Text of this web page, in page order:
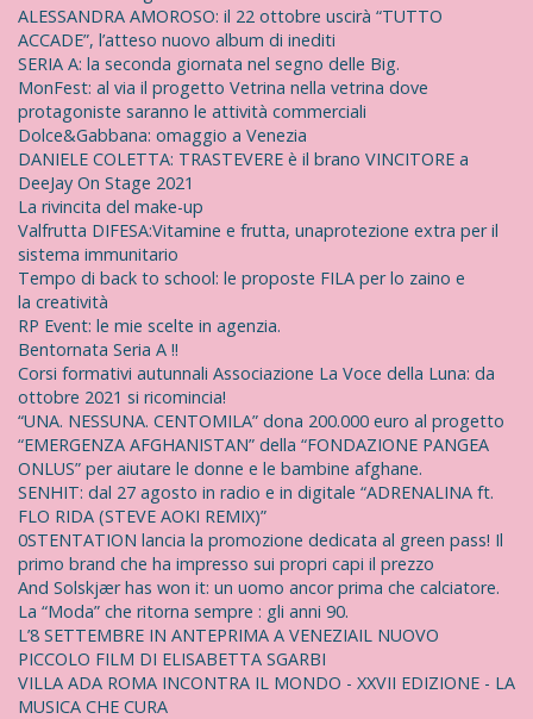
ALESSANDRA AMOROSO: il 22 ottobre uscirà “TUTTO
ACCADE”, l’atteso nuovo album di inediti
SERIA A: la seconda giornata nel segno delle Big.
MonFest: al via il progetto Vetrina nella vetrina dove
protagoniste saranno le attività commerciali
Dolce&Gabbana: omaggio a Venezia
DANIELE COLETTA: TRASTEVERE è il brano VINCITORE a
DeeJay On Stage 2021
La rivincita del make-up
Valfrutta DIFESA:Vitamine e frutta, unaprotezione extra per il
sistema immunitario
Tempo di back to school: le proposte FILA per lo zaino e
la creatività
RP Event: le mie scelte in agenzia.
Bentornata Seria A !!
Corsi formativi autunnali Associazione La Voce della Luna: da
ottobre 2021 si ricomincia!
“UNA. NESSUNA. CENTOMILA” dona 200.000 euro al progetto
“EMERGENZA AFGHANISTAN” della “FONDAZIONE PANGEA
ONLUS” per aiutare le donne e le bambine afghane.
SENHIT: dal 27 agosto in radio e in digitale “ADRENALINA ft.
FLO RIDA (STEVE AOKI REMIX)”
0STENTATION lancia la promozione dedicata al green pass! Il
primo brand che ha impresso sui propri capi il prezzo
And Solskjær has won it: un uomo ancor prima che calciatore.
La “Moda” che ritorna sempre : gli anni 90.
L’8 SETTEMBRE IN ANTEPRIMA A VENEZIAIL NUOVO
PICCOLO FILM DI ELISABETTA SGARBI
VILLA ADA ROMA INCONTRA IL MONDO - XXVII EDIZIONE - LA
MUSICA CHE CURA